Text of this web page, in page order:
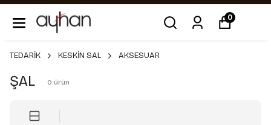
0
TEDARİK KESKİN SAL AKSESUAR
ŞAL 0 ürün